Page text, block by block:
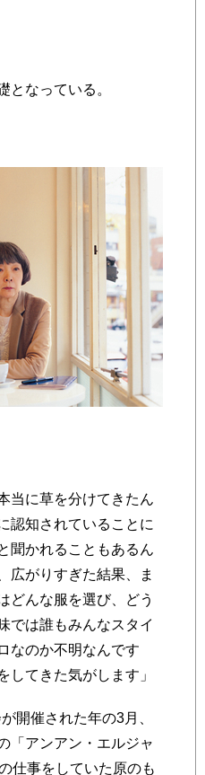
となっている。
当に草を分けてきたん
認知されていることに
聞かれることもあるん
広がりすぎた結果、ま
どんな服を選び、どう
では誰もみんなスタイ
なのか不明なんです
てきた気がします」
開催された年の3月、
「アンアン・エルジャ
仕事をしていた原のも